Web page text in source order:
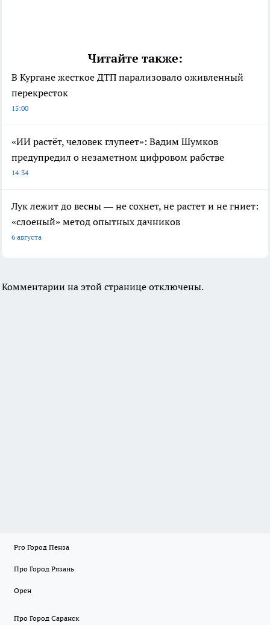
Читайте также:
В Кургане жесткое ДТП парализовало оживленный
перекресток
15:00
«ИИ растёт, человек глупеет»: Вадим Шумков
предупредил о незаметном цифровом рабстве
14:34
Лук лежит до весны — не сохнет, не растет и не гниет:
«слоеный» метод опытных дачников
6 августа
Комментарии на этой странице отключены.
Pro Город Пенза
Про Город Рязань
Орен
Про Город Саранск